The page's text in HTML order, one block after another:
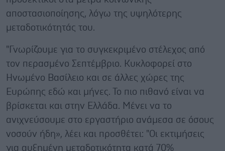
αποστασιοποίησης, λόγω της υψηλότερης
μεταδοτικότητάς του.
"Γνωρίζουμε για το συγκεκριμένο στέλεχος από
τον περασμένο Σεπτέμβριο. Κυκλοφορεί στο
Ηνωμένο Βασίλειο και σε άλλες χώρες της
Ευρώπης εδώ και μήνες. Το πιο πιθανό είναι να
βρίσκεται και στην Ελλάδα. Μένει να το
ανιχνεύσουμε στο εργαστήριο ανάμεσα σε όσους
νοσούν ήδη», λέει και προσθέτει: "Οι εκτιμήσεις
για αυξημένη μεταδοτικότητα κατά 70%